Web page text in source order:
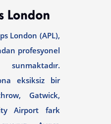
London (APL),
profesyonel
eksiksiz bir
Gatwick,
Airport fark